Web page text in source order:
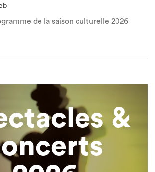
de la saison culturelle 2026
&